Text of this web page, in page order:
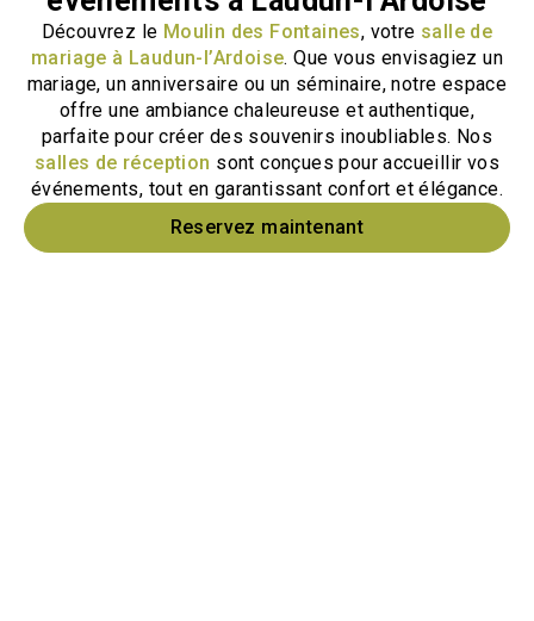
Découvrez le Moulin des Fontaines, votre salle de
mariage à Laudun-l’Ardoise. Que vous envisagiez un
mariage, un anniversaire ou un séminaire, notre espace
offre une ambiance chaleureuse et authentique,
parfaite pour créer des souvenirs inoubliables. Nos
salles de réception sont conçues pour accueillir vos
événements, tout en garantissant confort et élégance.
Reservez maintenant